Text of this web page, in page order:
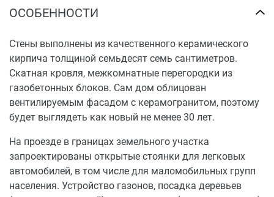
ОСОБЕННОСТИ
Стены выполнены из качественного керамического
кирпича толщиной семьдесят семь сантиметров.
Скатная кровля, межкомнатные перегородки из
газобетонных блоков. Сам дом облицован
вентилируемым фасадом с керамогранитом, поэтому
будет выглядеть как новый не менее 30 лет.
На проезде в границах земельного участка
запроектированы открытые стоянки для легковых
автомобилей, в том числе для маломобильных групп
населения. Устройство газонов, посадка деревьев